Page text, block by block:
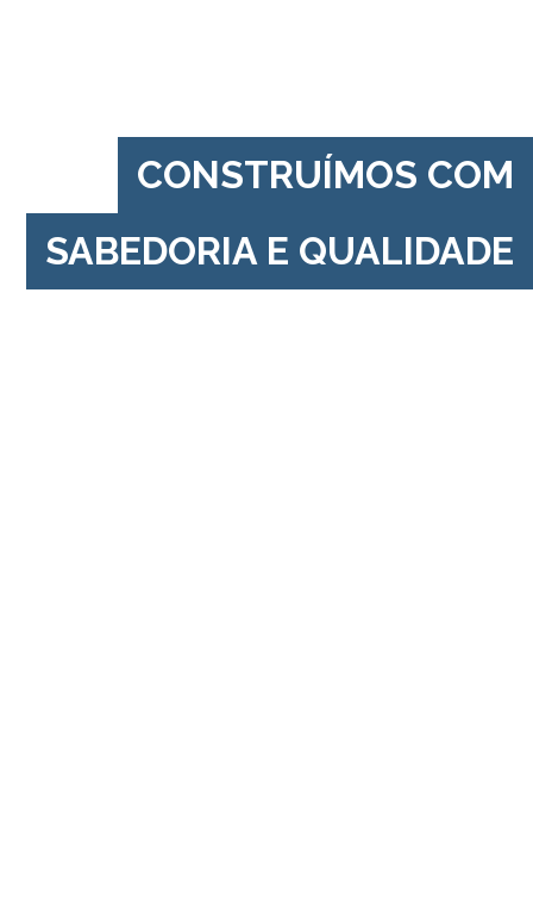
CONSTRUÍMOS COM
SABEDORIA E QUALIDADE